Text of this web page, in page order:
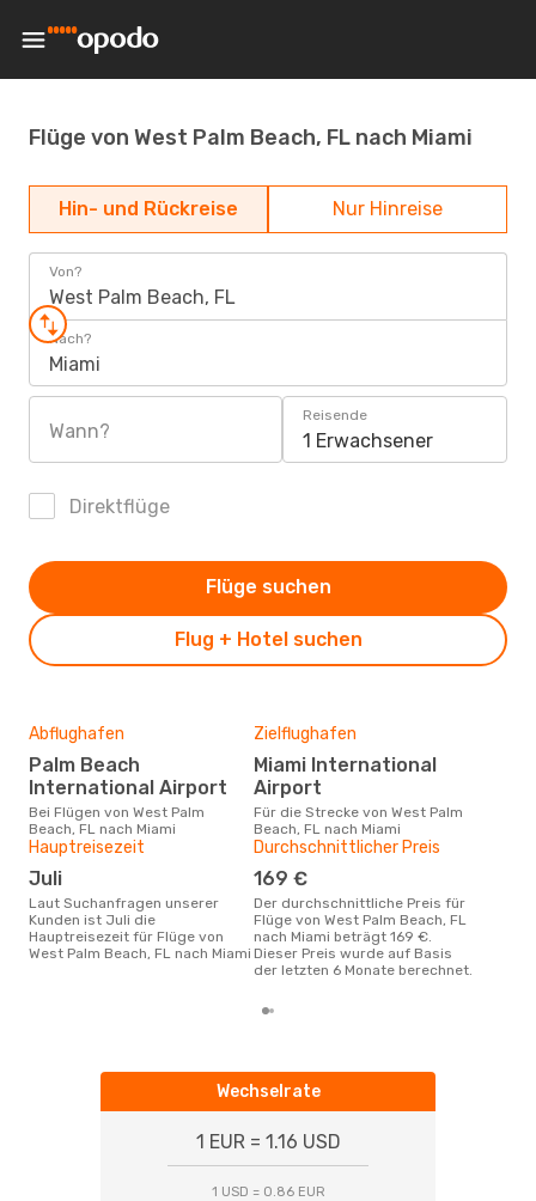
Flüge von West Palm Beach, FL nach Miami
Hin- und Rückreise Nur Hinreise
Von?
West Palm Beach, FL
Nach?
Miami
Wann?
Reisende
1 Erwachsener
Direktflüge
Flug + Hotel suchen
Flüge suchen
Abflughafen
Palm Beach
International Airport
Bei Flügen von West Palm
Beach, FL nach Miami
Zielflughafen
Miami International
Airport
Für die Strecke von West Palm
Beach, FL nach Miami
Hauptreisezeit
Juli
Laut Suchanfragen unserer
Kunden ist Juli die
Hauptreisezeit für Flüge von
West Palm Beach, FL nach Miami
Durchschnittlicher Preis
169 €
Der durchschnittliche Preis für
Flüge von West Palm Beach, FL
nach Miami beträgt 169 €.
Dieser Preis wurde auf Basis
der letzten 6 Monate berechnet.
Wechselrate
1 EUR = 1.16 USD
1 USD = 0.86 EUR